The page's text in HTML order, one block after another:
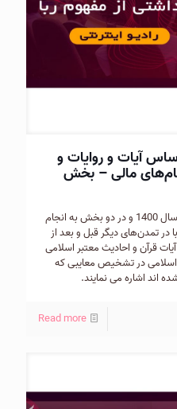
آیات و روایات و
مالی – بخش
دکتر کرمانی در این سخنرانی که در سال 1400 و در دو بخش به انجام
در تمدن‌های دیگر قبل و بعد از
قرآن و احادیث معتبر اسلامی
اسلامی در تشخیص معایبی که
اند اشاره می نمایند.
Read more